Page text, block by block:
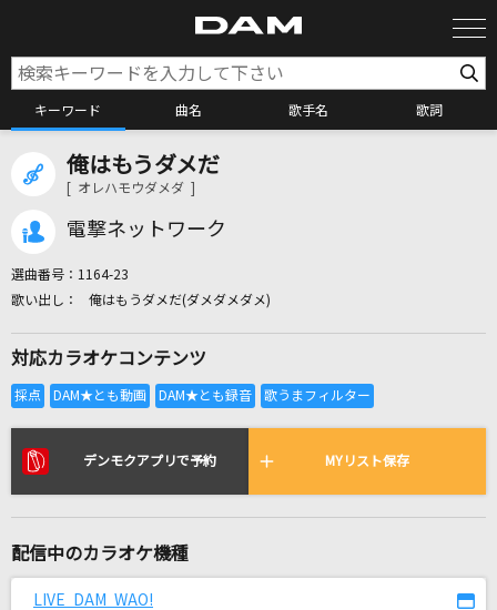
キーワード 曲名 歌手名 歌詞
カラオケ検索
全国りれき
リアルタイムで歌われている曲の一覧
かわいいだけじゃだめですか？
俺はもうダメだ
[ オレハモウダメダ ]
電撃ネットワーク
選曲番号： 1164-23
俺はもうダメだ(ダメダメダメ)
対応カラオケコンテンツ
デンモクアプリで予約 MYリスト保存
配信中のカラオケ機種
LIVE DAM WAO!